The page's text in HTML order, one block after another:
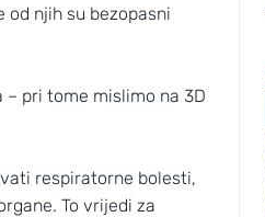
njih su bezopasni
pri tome mislimo na 3D
respiratorne bolesti,
To vrijedi za